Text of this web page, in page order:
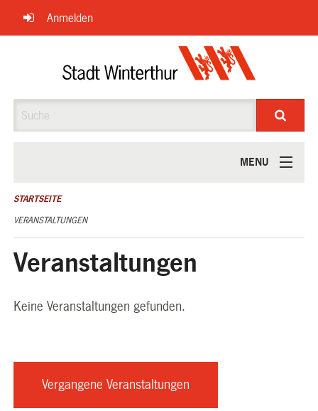
Navigation
überspringen
Anmelden
MENU
ÜBER UNS
STARTSEITE
VERANSTALTUNGEN
Veranstaltungen
Keine Veranstaltungen gefunden.
Vergangene Veranstaltungen